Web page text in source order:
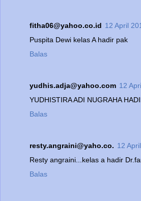
fitha06@yahoo.co.id 12 April
Puspita Dewi kelas A hadir pak
Balas
yudhis.adja@yahoo.com 12
YUDHISTIRA ADI NUGRAHA
Balas
resty.angraini@yaho.co. 12
Resty angraini...kelas a hadir
Balas